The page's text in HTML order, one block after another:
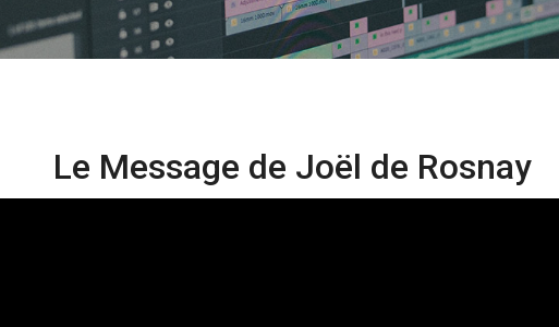
Le Message de Joël de Rosnay